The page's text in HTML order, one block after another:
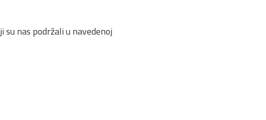
nas podržali u navedenoj